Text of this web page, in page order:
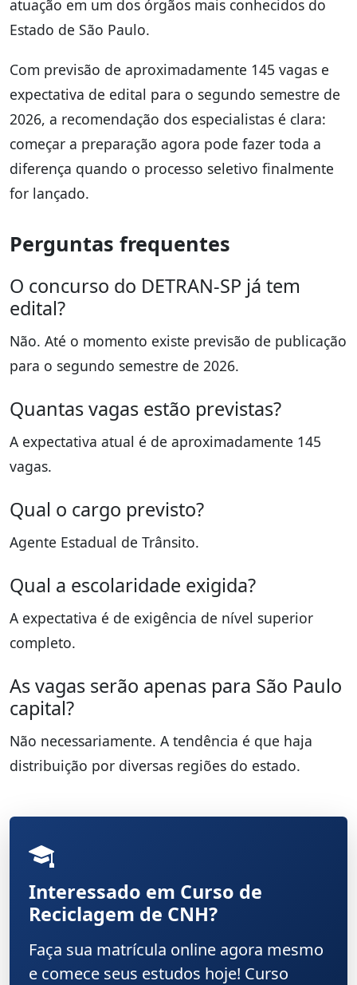
atuação em um dos órgãos mais conhecidos do
Estado de São Paulo.
Com previsão de aproximadamente 145 vagas e
expectativa de edital para o segundo semestre de
2026, a recomendação dos especialistas é clara:
começar a preparação agora pode fazer toda a
diferença quando o processo seletivo finalmente
for lançado.
Perguntas frequentes
O concurso do DETRAN-SP já tem
edital?
Não. Até o momento existe previsão de publicação
para o segundo semestre de 2026.
Quantas vagas estão previstas?
A expectativa atual é de aproximadamente 145
vagas.
Qual o cargo previsto?
Agente Estadual de Trânsito.
Qual a escolaridade exigida?
A expectativa é de exigência de nível superior
completo.
As vagas serão apenas para São Paulo
capital?
Não necessariamente. A tendência é que haja
distribuição por diversas regiões do estado.
Interessado em Curso de
Reciclagem de CNH?
Faça sua matrícula online agora mesmo
e comece seus estudos hoje! Curso